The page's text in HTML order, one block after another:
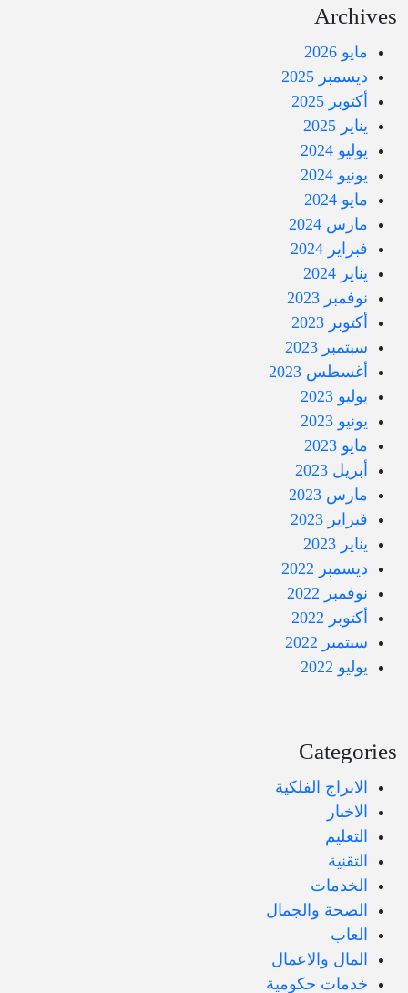
Archives
مايو 2026
ديسمبر 2025
أكتوبر 2025
يناير 2025
يوليو 2024
يونيو 2024
مايو 2024
مارس 2024
فبراير 2024
يناير 2024
نوفمبر 2023
أكتوبر 2023
سبتمبر 2023
أغسطس 2023
يوليو 2023
يونيو 2023
مايو 2023
أبريل 2023
مارس 2023
فبراير 2023
يناير 2023
ديسمبر 2022
نوفمبر 2022
أكتوبر 2022
سبتمبر 2022
يوليو 2022
Categories
الابراج الفلكية
الاخبار
التعليم
التقنية
الخدمات
الصحة والجمال
العاب
المال والاعمال
خدمات حكومية